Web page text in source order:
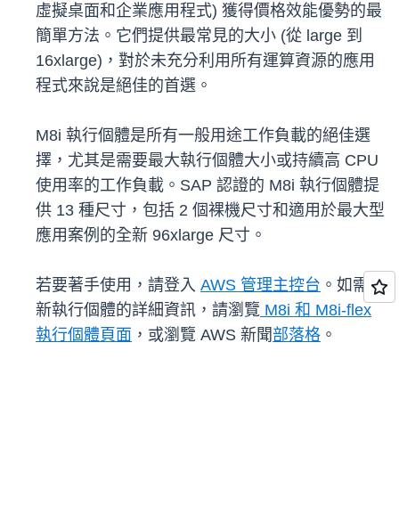
虛擬桌面和企業應用程式) 獲得價格效能優勢的最
簡單方法。它們提供最常見的大小 (從 large 到
16xlarge)，對於未充分利用所有運算資源的應用
程式來說是絕佳的首選。
M8i 執行個體是所有一般用途工作負載的絕佳選
擇，尤其是需要最大執行個體大小或持續高 CPU
使用率的工作負載。SAP 認證的 M8i 執行個體提
供 13 種尺寸，包括 2 個裸機尺寸和適用於最大型
應用案例的全新 96xlarge 尺寸。
若要著手使用，請登入 AWS 管理主控台 。如需全
新執行個體的詳細資訊，請瀏覽 M8i 和 M8i-flex
執行個體頁面 ，或瀏覽 AWS 新聞部落格 。